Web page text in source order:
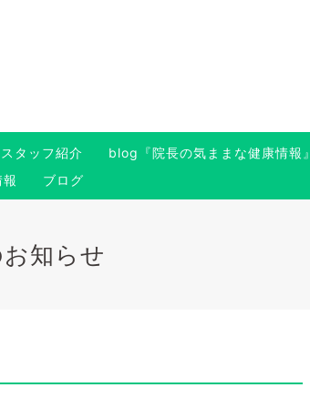
スタッフ紹介 blog『院長の気ままな健康情報』
報 ブログ
知らせ